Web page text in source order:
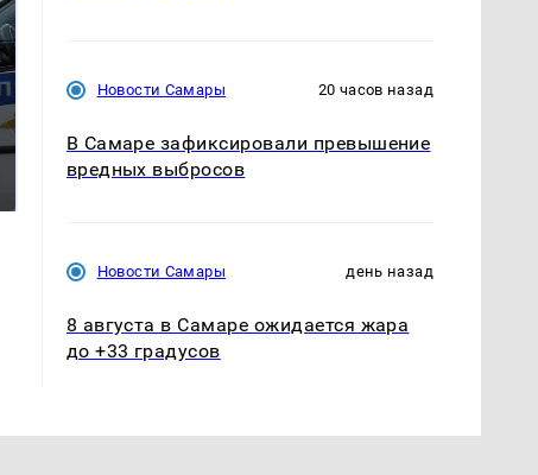
Где будет встреча
президентов США и
Как выглядит место
Новости Самары 20 часов назад
В Самаре зафиксировали превышение
вредных выбросов
Новости Самары день назад
8 августа в Самаре ожидается жара
до +33 градусов